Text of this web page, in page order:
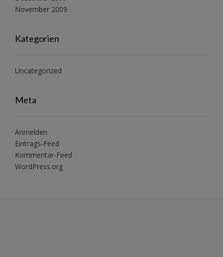
November 2009
Kategorien
Uncategorized
Meta
Anmelden
Eintrags-Feed
Kommentar-Feed
WordPress.org